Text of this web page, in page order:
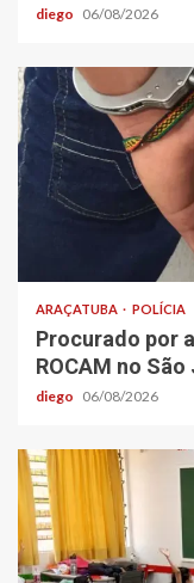
diego 06/08/2026
ARAÇATUBA POLÍCIA
Procurado por
ROCAM no
diego 06/08/2026